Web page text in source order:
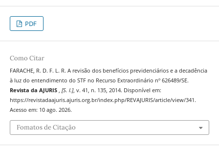
PDF
Como Citar
FARACHE, R. D. F. L. R. A revisão dos benefícios previdenciários e a decadência
à luz do entendimento do STF no Recurso Extraordinário nº 626489/SE.
Revista da AJURIS , [S. l.], v. 41, n. 135, 2014. Disponível em:
https://revistadaajuris.ajuris.org.br/index.php/REVAJURIS/article/view/341.
Acesso em: 10 ago. 2026.
Fomatos de Citação